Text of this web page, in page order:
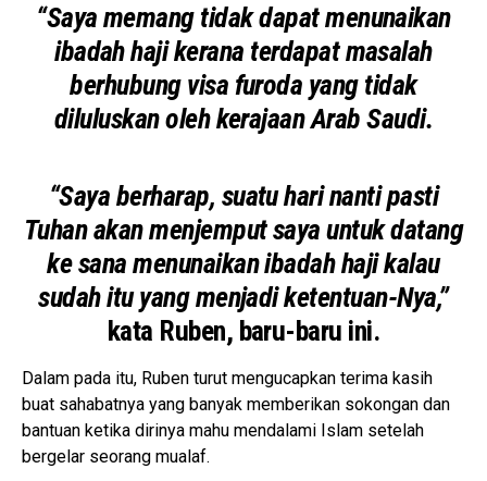
“Saya memang tidak dapat menunaikan
ibadah haji kerana terdapat masalah
berhubung visa furoda yang tidak
diluluskan oleh kerajaan Arab Saudi.
“Saya berharap, suatu hari nanti pasti
Tuhan akan menjemput saya untuk datang
ke sana menunaikan ibadah haji kalau
sudah itu yang menjadi ketentuan-Nya,”
kata Ruben, baru-baru ini.
Dalam pada itu, Ruben turut mengucapkan terima kasih
buat sahabatnya yang banyak memberikan sokongan dan
bantuan ketika dirinya mahu mendalami Islam setelah
bergelar seorang mualaf.